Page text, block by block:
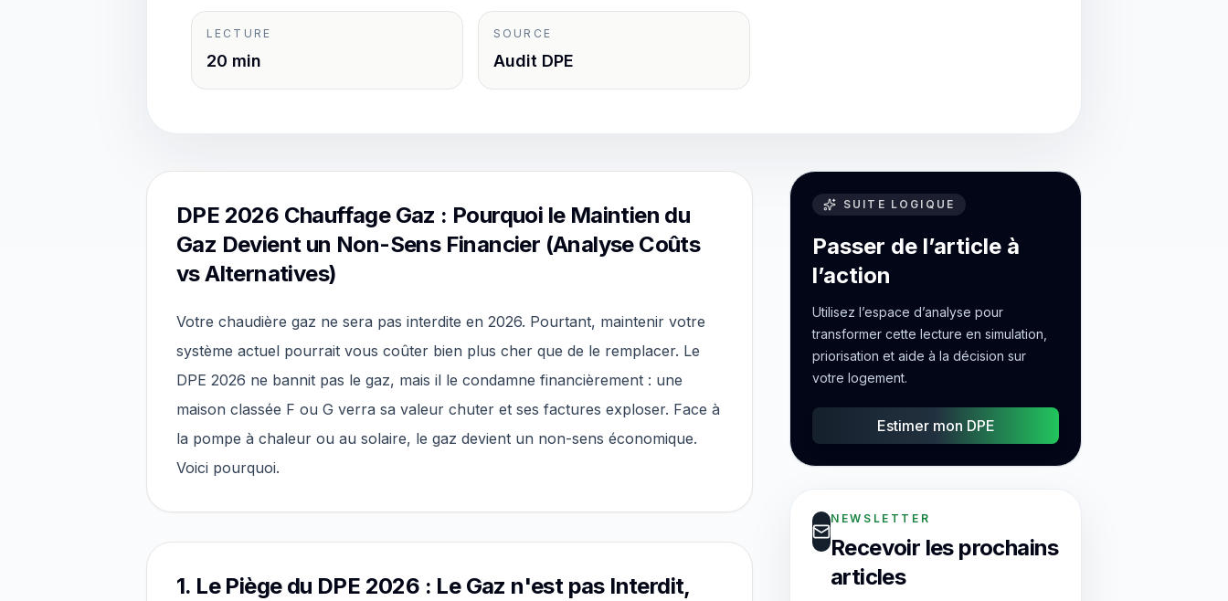
LECTURE
20 min
SOURCE
Audit DPE
DPE 2026 Chauffage Gaz : Pourquoi le Maintien du
Gaz Devient un Non-Sens Financier (Analyse Coûts
vs Alternatives)
Votre chaudière gaz ne sera pas interdite en 2026. Pourtant, maintenir votre
système actuel pourrait vous coûter bien plus cher que de le remplacer. Le
DPE 2026 ne bannit pas le gaz, mais il le condamne financièrement : une
maison classée F ou G verra sa valeur chuter et ses factures exploser. Face à
la pompe à chaleur ou au solaire, le gaz devient un non-sens économique.
Voici pourquoi.
1. Le Piège du DPE 2026 : Le Gaz n'est pas Interdit,
SUITE LOGIQUE
Passer de l’article à
l’action
Utilisez l’espace d’analyse pour
transformer cette lecture en simulation,
priorisation et aide à la décision sur
votre logement.
Estimer mon DPE
NEWSLETTER
Recevoir les prochains
articles